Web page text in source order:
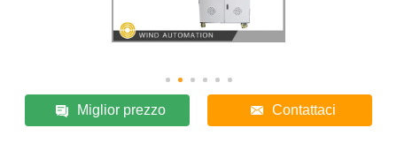
Miglior prezzo Contattaci